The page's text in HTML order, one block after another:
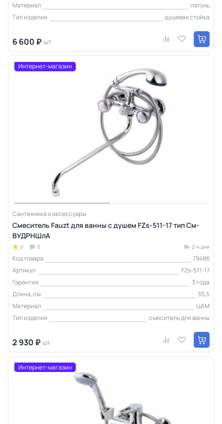
Материал
латунь
Тип изделия
душевая стойка
6 600 ₽ шт
Интернет-магазин
Сантехника и аксессуары
Смеситель Fauzt для ванны с душем FZs-511-17 тип См-
ВУДРНШлА
0 0 2-4 дня
Код товара
79486
Артикул
FZs-511-17
Гарантия
3 года
Длина, см
35,5
Материал
ЦАМ
Тип изделия
смеситель для ванны
2 930 ₽ шт
Интернет-магазин